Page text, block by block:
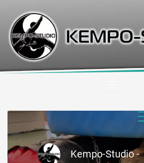
Kempo-Studio -